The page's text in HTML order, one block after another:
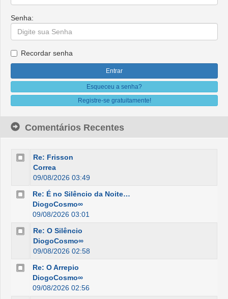
Senha:
Recordar senha
Esqueceu a senha?
Registre-se gratuitamente!
Comentários Recentes
Re: Frisson
Correa
09/08/2026 03:49
Re: É no Silêncio da Noite…
DiogoCosmo∞
09/08/2026 03:01
Re: O Silêncio
DiogoCosmo∞
09/08/2026 02:58
Re: O Arrepio
DiogoCosmo∞
09/08/2026 02:56